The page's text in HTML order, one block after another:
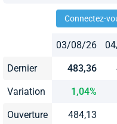
Connectez-
03/08/26
Dernier 483,36
Variation 1,04%
Ouverture 484,13